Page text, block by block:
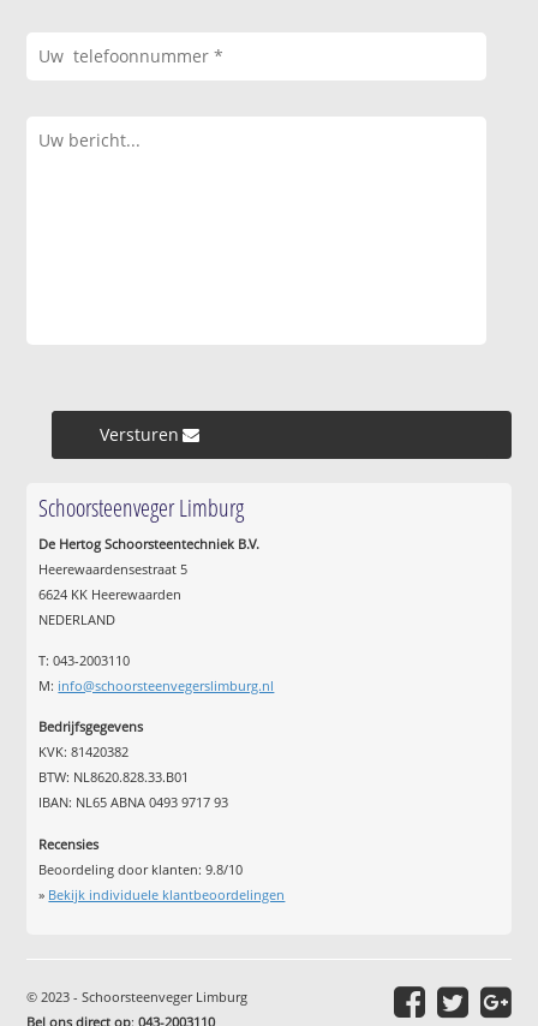
Versturen »
Schoorsteenveger Limburg
De Hertog Schoorsteentechniek B.V.
Heerewaardensestraat 5
6624 KK Heerewaarden
NEDERLAND
T: 043-2003110
M: info@schoorsteenvegerslimburg.nl
Bedrijfsgegevens
KVK: 81420382
BTW: NL8620.828.33.B01
IBAN: NL65 ABNA 0493 9717 93
Recensies
Beoordeling door klanten:9.8/10
» Bekijk individuele klantbeoordelingen
© 2023 - Schoorsteenveger Limburg
Bel ons direct op:043-2003110